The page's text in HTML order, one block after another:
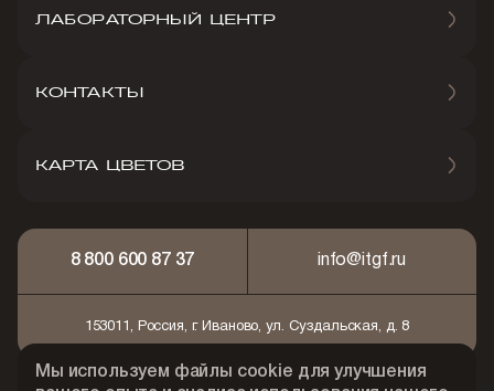
ЛАБОРАТОРНЫЙ ЦЕНТР
КОНТАКТЫ
КАРТА ЦВЕТОВ
8 800 600 87 37 info@itgf.ru
153011, Россия, г. Иваново, ул. Суздальская, д. 8
Мы используем файлы cookie для улучшения